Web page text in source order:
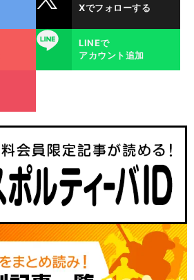
巨
。
へ
Xでフォローする
LINE
LINEで
アカウント追加